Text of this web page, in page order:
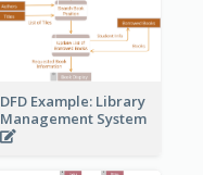
DFD Example: Library
Management System